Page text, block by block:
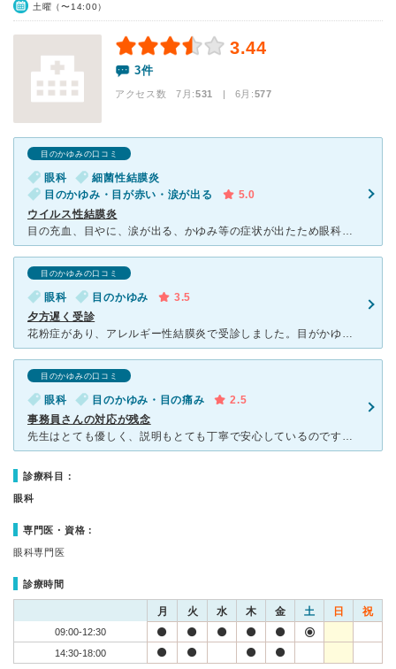
土曜（〜14:00）
3.44
3件
アクセス数 7月:531 | 6月:577
目のかゆみの口コミ
眼科
細菌性結膜炎
目のかゆみ・目が赤い・涙が出る
5.0
ウイルス性結膜炎
目の充血、目やに、涙が出る、かゆみ等の症状が出たため眼科にかかることにしました。木曜日の午後しか都合がつきませんでしたが、こちらの病院は木曜の午後も診療があり助かりました。病院についてすぐ受付の方が目
目のかゆみの口コミ
眼科 目のかゆみ
3.5
夕方遅く受診
花粉症があり、アレルギー性結膜炎で受診しました。目がかゆくてどうしても我慢できず、その日は仕事が終わったのが18時前でしたが、急いで今から行っても開いている眼科を探したところ、こちらは18時30分まで
目のかゆみの口コミ
眼科 目のかゆみ・目の痛み
2.5
事務員さんの対応が残念
先生はとても優しく、説明もとても丁寧で安心しているのですが、事務員の方の対応が毎回とても威圧的で乱雑な印象を受けます。 近隣に眼科が少なく、先生は信頼しているので今後も受診させていただくつもりですが
診療科目：
眼科
専門医・資格：
眼科専門医
診療時間
月 火 水 木 金 土 日 祝
09:00-12:30
14:30-18:00